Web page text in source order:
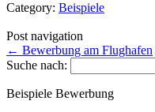
Category: Beispiele
Post navigation
← Bewerbung am Flughafen
Suche nach:
Beispiele Bewerbung